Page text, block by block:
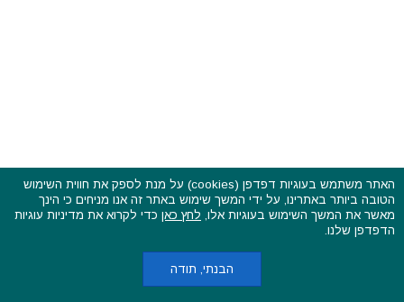
פסטיבלים וקרנבלים בעולם - כל הזכויות שמורות © 2015 - 2026
בשותפות עםCarniFest Online
מדיניות עוגיות (קוקיס)
האתר משתמש בעוגיות דפדפן (cookies) על מנת לספק את חווית השימוש
הטובה ביותר באתרינו, על ידי המשך שימוש באתר זה אנו מניחים כי הינך
מאשר את המשך השימוש בעוגיות אלו, לחץ כאן כדי לקרוא את מדיניות עוגיות
הדפדפן שלנו.